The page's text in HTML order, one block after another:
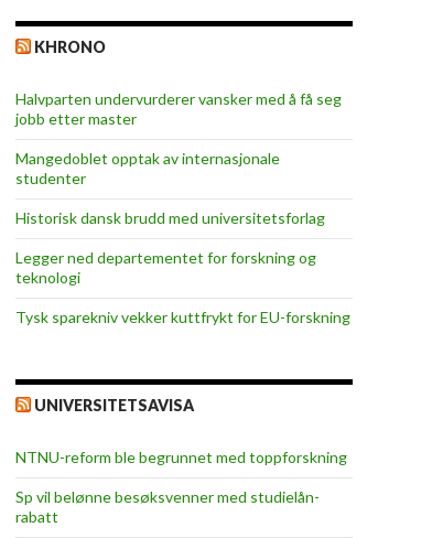
KHRONO
Halvparten undervurderer vansker med å få seg
jobb etter master
Mangedoblet opptak av internasjonale
studenter
Historisk dansk brudd med universitetsforlag
Legger ned departementet for forskning og
teknologi
Tysk sparekniv vekker kuttfrykt for EU-forskning
UNIVERSITETSAVISA
NTNU-reform ble begrunnet med toppforskning
Sp vil belønne besøksvenner med studielån-
rabatt